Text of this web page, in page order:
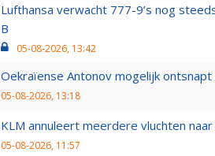
Lufthansa verwacht 777-9’s nog
B
05-08-2026, 13:42
Oekraïense Antonov mogelijk
05-08-2026, 13:18
KLM annuleert meerdere vluchten
05-08-2026, 11:57